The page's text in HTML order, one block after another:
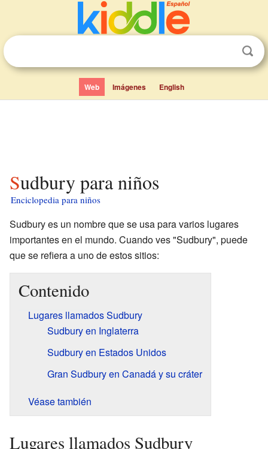
Web Imágenes English
Sudbury para niños
Enciclopedia para niños
Sudbury es un nombre que se usa para varios lugares
importantes en el mundo. Cuando ves "Sudbury", puede
que se refiera a uno de estos sitios:
Contenido
Lugares llamados Sudbury
Sudbury en Inglaterra
Sudbury en Estados Unidos
Gran Sudbury en Canadá y su cráter
Véase también
Lugares llamados Sudbury